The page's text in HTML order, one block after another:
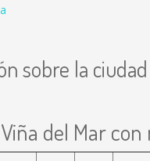
sobre la
del Mar